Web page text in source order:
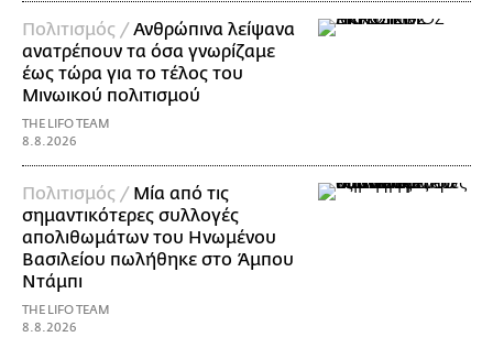
Πολιτισμός / Ανθρώπινα λείψανα
ανατρέπουν τα όσα γνωρίζαμε
έως τώρα για το τέλος του
Μινωικού πολιτισμού
THE LIFO TEAM
8.8.2026
Πολιτισμός / Μία από τις
σημαντικότερες συλλογές
απολιθωμάτων του Ηνωμένου
Βασιλείου πωλήθηκε στο Άμπου
Ντάμπι
THE LIFO TEAM
8.8.2026